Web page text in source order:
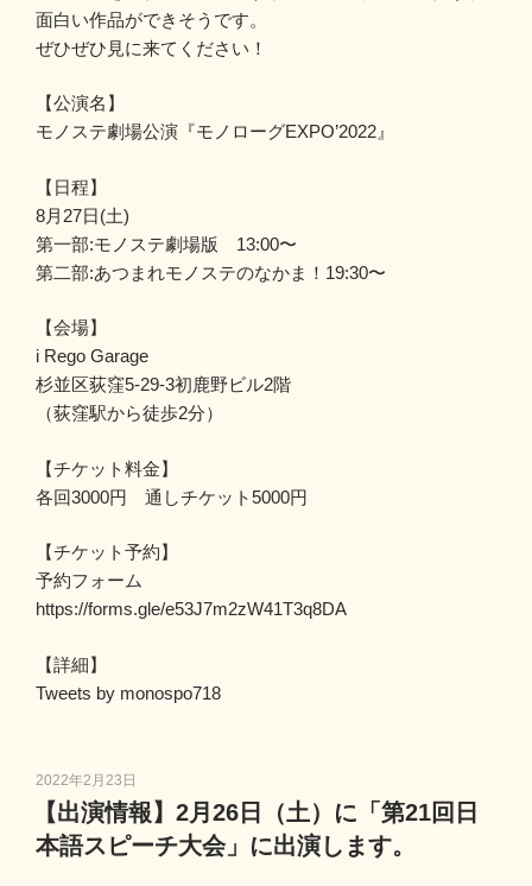
面白い作品ができそうです。
ぜひぜひ見に来てください！
【公演名】
モノステ劇場公演『モノローグEXPO’2022』
【日程】
8月27日(土)
第一部:モノステ劇場版 13:00〜
第二部:あつまれモノステのなかま！19:30〜
【会場】
i Rego Garage
杉並区荻窪5-29-3初鹿野ビル2階
（荻窪駅から徒歩2分）
【チケット料金】
各回3000円 通しチケット5000円
【チケット予約】
予約フォーム
https://forms.gle/e53J7m2zW41T3q8DA
【詳細】
Tweets by monospo718
投
稿
日:
2022年2月23日
【出演情報】2月26日（土）に「第21回日
本語スピーチ大会」に出演します。